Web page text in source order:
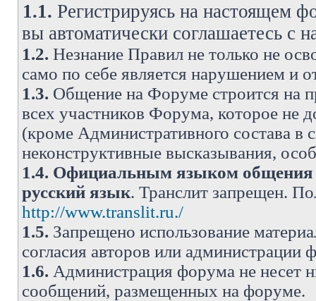
1.1. Регистрируясь на настоящем
вы автоматически соглашаетесь
1.2. Незнание Правил не только не
само по себе является нарушением и
1.3. Общение на Форуме строится на
всех участников Форума, которое не
(кроме Административного состава в
неконструктивные высказывания,
1.4. Официальным языком общения
русский язык. Транслит запрещен.
http://www.translit.ru./
1.5. Запрещено использование
согласия авторов или администрации
1.6. Администрация форума не несет
сообщений, размещенных на форуме.